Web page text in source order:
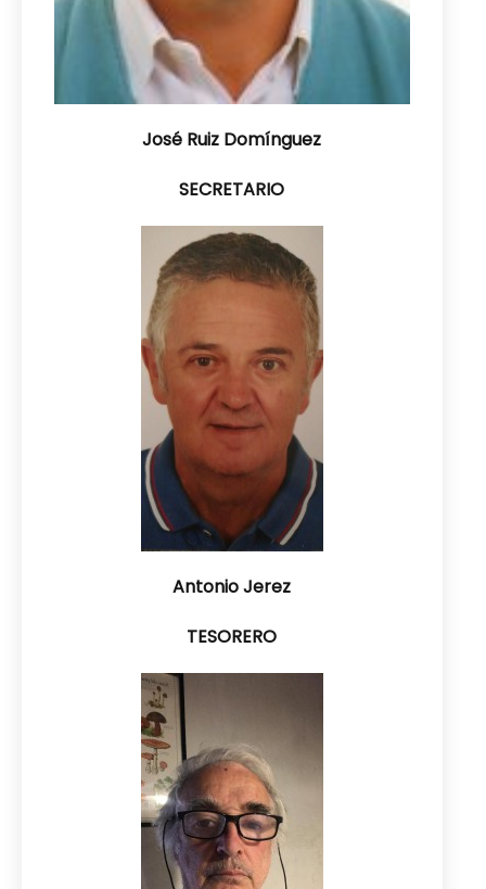
José Ruiz Domínguez
SECRETARIO
Antonio Jerez
TESORERO